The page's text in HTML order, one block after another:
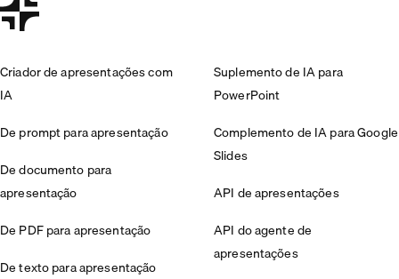
Criador de apresentações com
IA
De prompt para apresentação
De documento para
apresentação
De PDF para apresentação
De texto para apresentação
Suplemento de IA para
PowerPoint
Complemento de IA para Google
Slides
API de apresentações
API do agente de
apresentações